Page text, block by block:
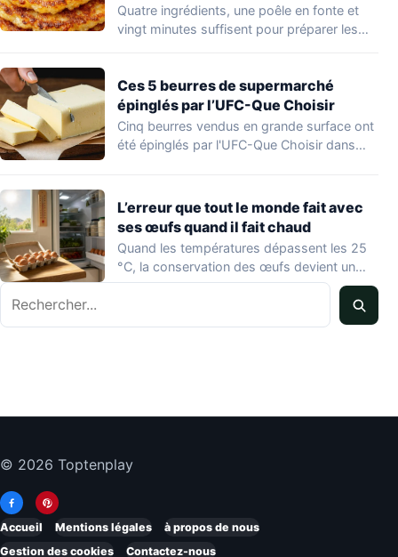
Quatre ingrédients, une poêle en fonte et
vingt minutes suffisent pour préparer les
Ces 5 beurres de supermarché
épinglés par l’UFC-Que Choisir
Cinq beurres vendus en grande surface ont
été épinglés par l'UFC-Que Choisir dans
L’erreur que tout le monde fait avec
ses œufs quand il fait chaud
Quand les températures dépassent les 25
°C, la conservation des œufs devient un
vrai…
© 2026 Toptenplay
Accueil Mentions légales
à propos de nous
Gestion des cookies
Contactez-nous